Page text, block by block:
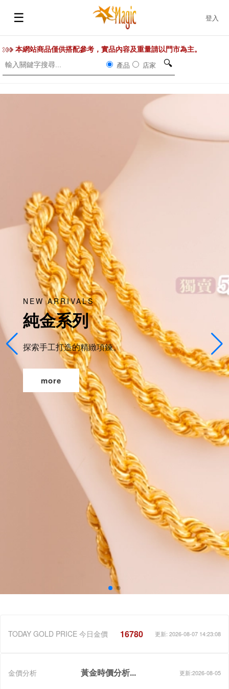
☰ 登入
本網站商品僅供搭配參考，實品內容及重量請以門市為主。
產品 店家 🔍
NEW ARRIVALS
純金系列
探索手工打造的精緻項鍊。
more
TODAY GOLD PRICE 今日金價 16780 更新: 2026-08-07 14:23:08
金價分析 黃金時價分析... 更新:2026-08-05